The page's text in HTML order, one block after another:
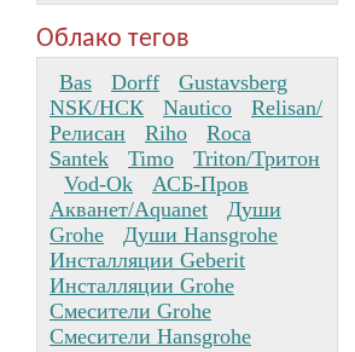
Облако тегов
Bas Dorff
Gustavsberg
NSK/НСК
Nautico
Relisan/
Релисан
Riho
Roca
Santek
Timo
Triton/Тритон
Vod-Ok
АСБ-Пров
Акванет/Aquanet
Души
Grohe
Души Hansgrohe
Инсталляции Geberit
Инсталляции Grohe
Смесители Grohe
Смесители Hansgrohe